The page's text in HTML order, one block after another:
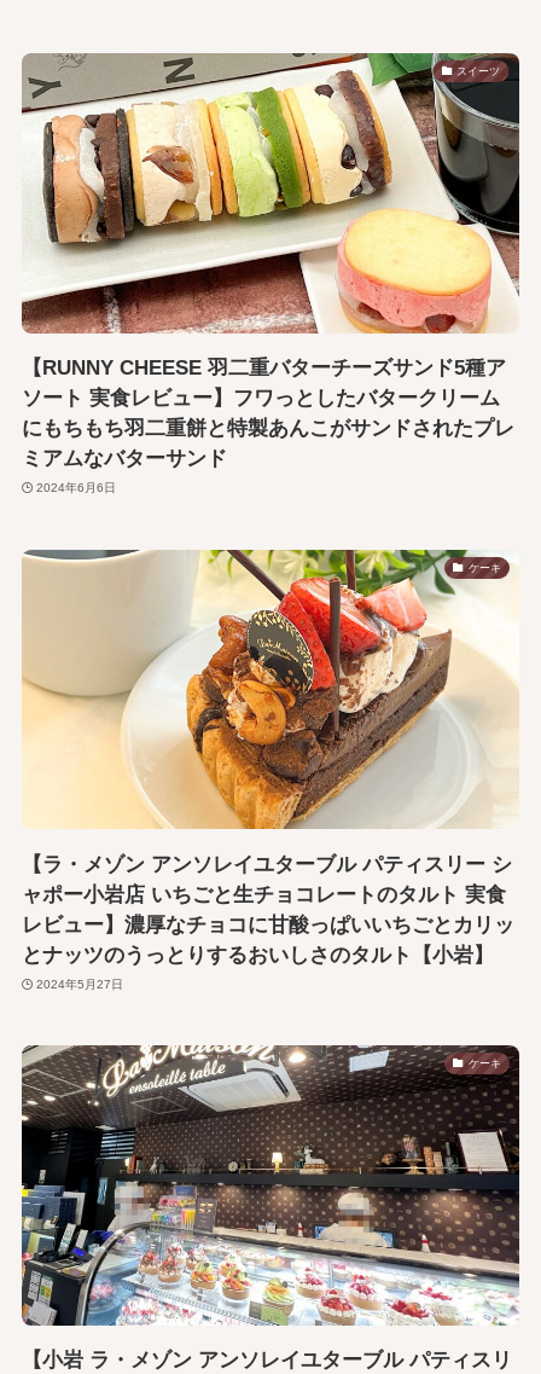
スイーツ
【RUNNY CHEESE 羽二重バターチーズサンド5種ア
ソート 実食レビュー】フワっとしたバタークリーム
にもちもち羽二重餅と特製あんこがサンドされたプレ
ミアムなバターサンド
2024年6月6日
ケーキ
【ラ・メゾン アンソレイユターブル パティスリー シ
ャポー小岩店 いちごと生チョコレートのタルト 実食
レビュー】濃厚なチョコに甘酸っぱいいちごとカリッ
とナッツのうっとりするおいしさのタルト【小岩】
2024年5月27日
ケーキ
【小岩 ラ・メゾン アンソレイユターブル パティスリ